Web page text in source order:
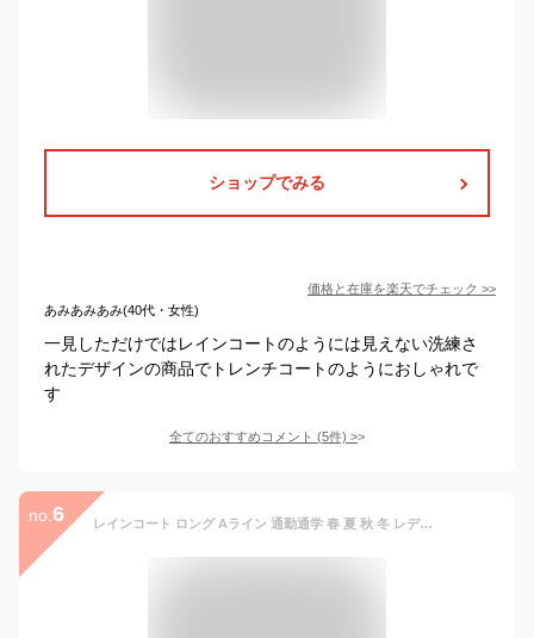
ショップでみる
価格と在庫を楽天でチェック >>
あみあみあみ(40代・女性)
一見しただけではレインコートのようには見えない洗練さ
れたデザインの商品でトレンチコートのようにおしゃれで
す
全てのおすすめコメント (5件) >
no. 6 レインコート ロング Aライン 通勤通学 春 夏 秋 冬 レディース M L XL トレンチコート 通勤 通学 OL 雨 梅雨 台風 雨具 カッパ 合羽 雨合羽 大人 撥水 軽量 Aライン 自転車 バイク 防水 送迎 介護 おしゃれ フェス キャンプ かわいい フード 収納バッグ付き 収納ポーチ付き